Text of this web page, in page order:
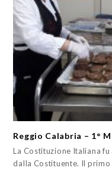
Reggio Calabria – 1°
La Costituzione Italiana
dalla Costituente. Il